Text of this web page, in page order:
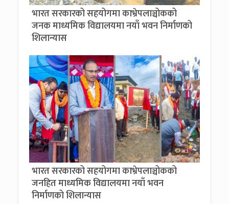
भारत सरकारको सहयोगमा काभ्रेपलाञ्चोकको
जनक माध्यमिक विद्यालयमा नयाँ भवन निर्माणको
शिलान्यास
भारत सरकारको सहयोगमा काभ्रेपलाञ्चोकको
जनहित माध्यमिक विद्यालयमा नयाँ भवन
निर्माणको शिलान्यास